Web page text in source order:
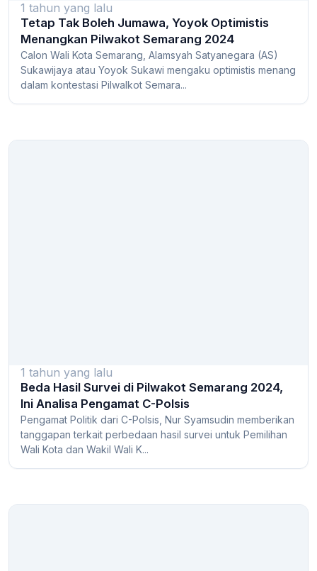
1 tahun yang lalu
Tetap Tak Boleh Jumawa, Yoyok Optimistis
Menangkan Pilwakot Semarang 2024
Calon Wali Kota Semarang, Alamsyah Satyanegara (AS)
Sukawijaya atau Yoyok Sukawi mengaku optimistis menang
dalam kontestasi Pilwalkot Semara...
1 tahun yang lalu
Beda Hasil Survei di Pilwakot Semarang 2024,
Ini Analisa Pengamat C-Polsis
Pengamat Politik dari C-Polsis, Nur Syamsudin memberikan
tanggapan terkait perbedaan hasil survei untuk Pemilihan
Wali Kota dan Wakil Wali K...